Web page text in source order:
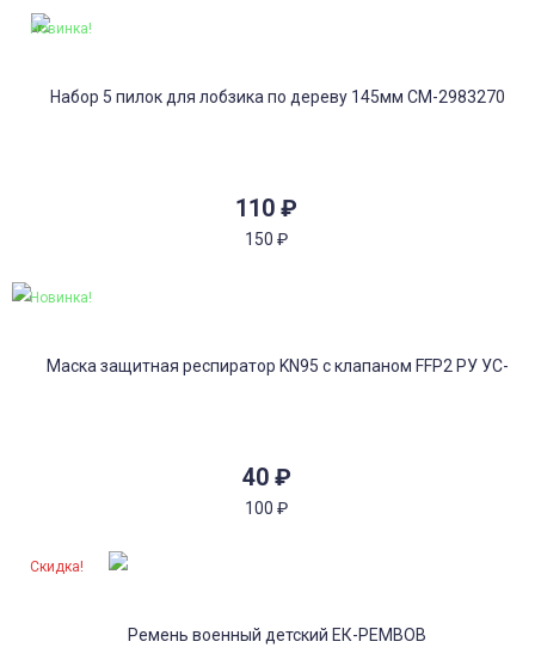
110 ₽
150 ₽
Новинка!
40 ₽
100 ₽
Новинка!
Скидка!